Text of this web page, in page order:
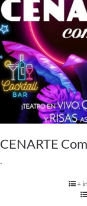
CENARTE
.
+